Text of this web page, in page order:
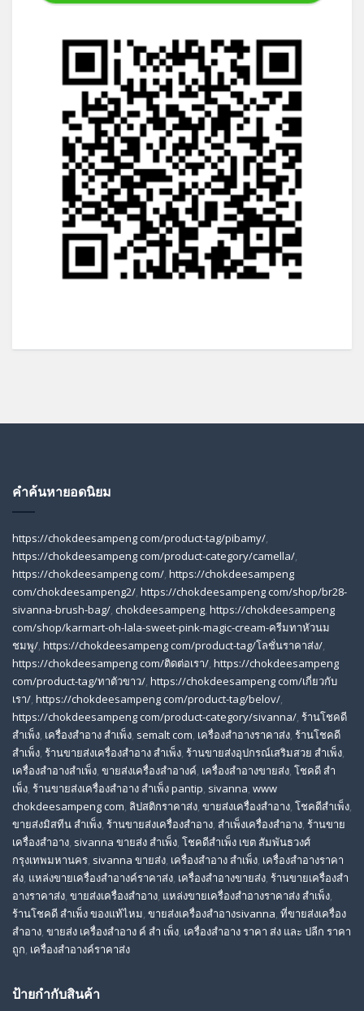
คำค้นหายอดนิยม
https://chokdeesampeng com/product-tag/pibamy/,
https://chokdeesampeng com/product-category/camella/,
https://chokdeesampeng com/, https://chokdeesampeng
com/chokdeesampeng2/, https://chokdeesampeng com/shop/br28-
sivanna-brush-bag/, chokdeesampeng, https://chokdeesampeng
com/shop/karmart-oh-lala-sweet-pink-magic-cream-ครีมทาหัวนม
ชมพู/, https://chokdeesampeng com/product-tag/โลชั่นราคาส่ง/,
https://chokdeesampeng com/ติดต่อเรา/, https://chokdeesampeng
com/product-tag/ทาตัวขาว/, https://chokdeesampeng com/เกี่ยวกับ
เรา/, https://chokdeesampeng com/product-tag/belov/,
https://chokdeesampeng com/product-category/sivanna/, ร้านโชคดี
สําเพ็ง, เครื่องสำอาง สำเพ็ง, semalt com, เครื่องสำอางราคาส่ง, ร้านโชคดี
สำเพ็ง, ร้านขายส่งเครื่องสําอาง สําเพ็ง, ร้านขายส่งอุปกรณ์เสริมสวย สําเพ็ง,
เครื่องสำอางสำเพ็ง, ขายส่งเครื่องสำอางค์, เครื่องสำอางขายส่ง, โชคดี สํา
เพ็ง, ร้านขายส่งเครื่องสําอาง สําเพ็ง pantip, sivanna, www
chokdeesampeng com, ลิปสติกราคาส่ง, ขายส่งเครื่องสำอาง, โชคดีสำเพ็ง,
ขายส่งมิสทีน สําเพ็ง, ร้านขายส่งเครื่องสำอาง, สําเพ็งเครื่องสําอาง, ร้านขาย
เครื่องสำอาง, sivanna ขายส่ง สําเพ็ง, โชคดีสำเพ็ง เขต สัมพันธวงศ์
กรุงเทพมหานคร, sivanna ขายส่ง, เครื่องสําอาง สําเพ็ง, เครื่องสําอางราคา
ส่ง, แหล่งขายเครื่องสําอางค์ราคาส่ง, เครื่องสําอางขายส่ง, ร้านขายเครื่องสํา
อางราคาส่ง, ขายส่งเครื่องสําอาง, แหล่งขายเครื่องสําอางราคาส่ง สําเพ็ง,
ร้านโชคดี สําเพ็ง ของแท้ไหม, ขายส่งเครื่องสําอางsivanna, ที่ขายส่งเครื่อง
สําอาง, ขายส่ง เครื่องสำอาง ค์ สำ เพ็ง, เครื่องสำอาง ราคา ส่ง และ ปลีก ราคา
ถูก, เครื่องสำอางค์ราคาส่ง
ป้ายกำกับสินค้า